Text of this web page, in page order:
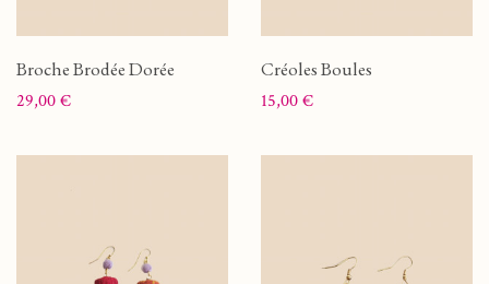
Broche Brodée Dorée
Prix
29,00 €
Créoles Boules
Prix
15,00 €